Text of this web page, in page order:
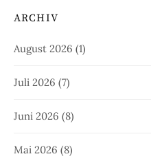
ARCHIV
August 2026 (1)
Juli 2026 (7)
Juni 2026 (8)
Mai 2026 (8)